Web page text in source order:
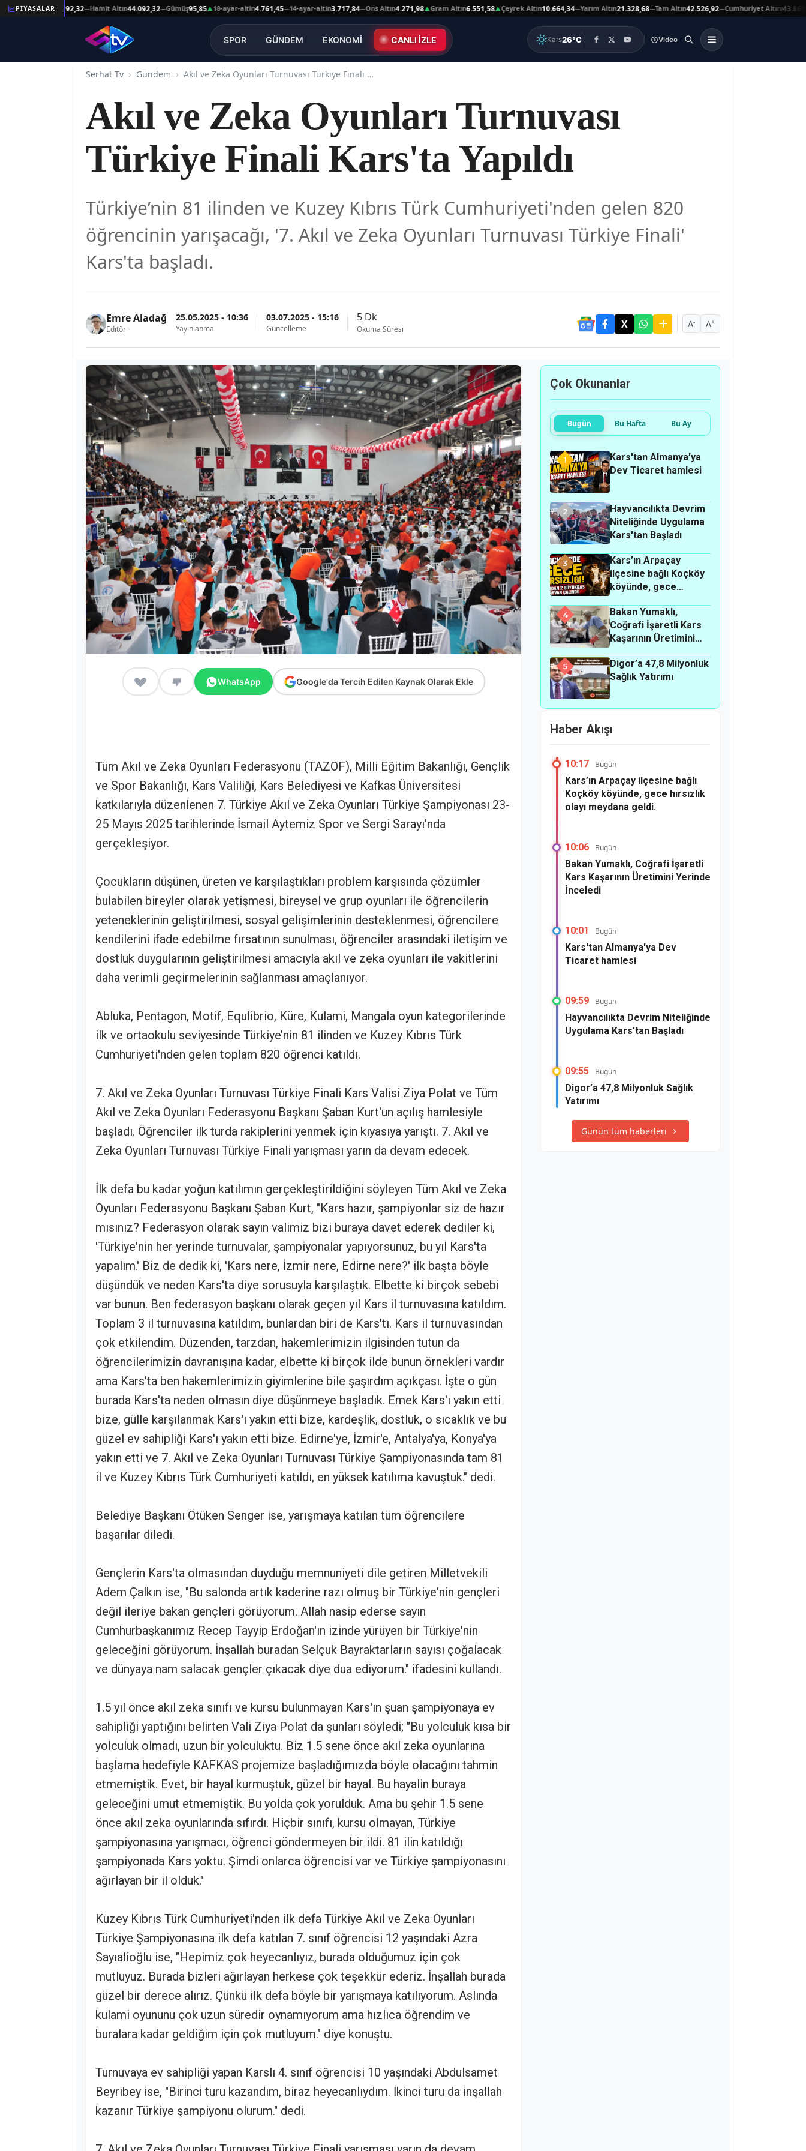
PİYASALAR
Altın44.092,32 —Hamit Altın44.092,32—Gümüş95,85▲18-ayar-altin4.761,45—14-ayar-altin3.717,84—Ons Altın4.271,98▲Gram Altın6.551,58▲Çeyrek Altın10.664,34—Yarım Altın21.328,68—Tam Altın42.526,92—Cumhuriyet Altını43.869,00▲
SPOR GÜNDEM EKONOMİ CANLI İZLE Kars26°C Video
Serhat Tv Gündem Akıl ve Zeka Oyunları Turnuvası Türkiye Finali Kars'ta Yapıldı
Akıl ve Zeka Oyunları Turnuvası
Türkiye Finali Kars'ta Yapıldı
Türkiye’nin 81 ilinden ve Kuzey Kıbrıs Türk Cumhuriyeti'nden gelen 820
öğrencinin yarışacağı, '7. Akıl ve Zeka Oyunları Turnuvası Türkiye Finali'
Kars'ta başladı.
Emre Aladağ
Editör
25.05.2025 - 10:36
Yayınlanma
03.07.2025 - 15:16
Güncelleme
5 Dk
Okuma Süresi A- A+
WhatsApp Google'da Tercih Edilen Kaynak Olarak Ekle
Tüm Akıl ve Zeka Oyunları Federasyonu (TAZOF), Milli Eğitim Bakanlığı, Gençlik
ve Spor Bakanlığı, Kars Valiliği, Kars Belediyesi ve Kafkas Üniversitesi
katkılarıyla düzenlenen 7. Türkiye Akıl ve Zeka Oyunları Türkiye Şampiyonası 23-
25 Mayıs 2025 tarihlerinde İsmail Aytemiz Spor ve Sergi Sarayı'nda
gerçekleşiyor.
Çocukların düşünen, üreten ve karşılaştıkları problem karşısında çözümler
bulabilen bireyler olarak yetişmesi, bireysel ve grup oyunları ile öğrencilerin
yeteneklerinin geliştirilmesi, sosyal gelişimlerinin desteklenmesi, öğrencilere
kendilerini ifade edebilme fırsatının sunulması, öğrenciler arasındaki iletişim ve
dostluk duygularının geliştirilmesi amacıyla akıl ve zeka oyunları ile vakitlerini
daha verimli geçirmelerinin sağlanması amaçlanıyor.
Abluka, Pentagon, Motif, Equlibrio, Küre, Kulami, Mangala oyun kategorilerinde
ilk ve ortaokulu seviyesinde Türkiye’nin 81 ilinden ve Kuzey Kıbrıs Türk
Cumhuriyeti'nden gelen toplam 820 öğrenci katıldı.
7. Akıl ve Zeka Oyunları Turnuvası Türkiye Finali Kars Valisi Ziya Polat ve Tüm
Akıl ve Zeka Oyunları Federasyonu Başkanı Şaban Kurt'un açılış hamlesiyle
başladı. Öğrenciler ilk turda rakiplerini yenmek için kıyasıya yarıştı. 7. Akıl ve
Zeka Oyunları Turnuvası Türkiye Finali yarışması yarın da devam edecek.
İlk defa bu kadar yoğun katılımın gerçekleştirildiğini söyleyen Tüm Akıl ve Zeka
Oyunları Federasyonu Başkanı Şaban Kurt, "Kars hazır, şampiyonlar siz de hazır
mısınız? Federasyon olarak sayın valimiz bizi buraya davet ederek dediler ki,
'Türkiye'nin her yerinde turnuvalar, şampiyonalar yapıyorsunuz, bu yıl Kars'ta
yapalım.' Biz de dedik ki, 'Kars nere, İzmir nere, Edirne nere?' ilk başta böyle
düşündük ve neden Kars'ta diye sorusuyla karşılaştık. Elbette ki birçok sebebi
var bunun. Ben federasyon başkanı olarak geçen yıl Kars il turnuvasına katıldım.
Toplam 3 il turnuvasına katıldım, bunlardan biri de Kars'tı. Kars il turnuvasından
çok etkilendim. Düzenden, tarzdan, hakemlerimizin ilgisinden tutun da
öğrencilerimizin davranışına kadar, elbette ki birçok ilde bunun örnekleri vardır
ama Kars'ta ben hakemlerimizin giyimlerine bile şaşırdım açıkçası. İşte o gün
burada Kars'ta neden olmasın diye düşünmeye başladık. Emek Kars'ı yakın etti
bize, gülle karşılanmak Kars'ı yakın etti bize, kardeşlik, dostluk, o sıcaklık ve bu
güzel ev sahipliği Kars'ı yakın etti bize. Edirne'ye, İzmir'e, Antalya'ya, Konya'ya
yakın etti ve 7. Akıl ve Zeka Oyunları Turnuvası Türkiye Şampiyonasında tam 81
il ve Kuzey Kıbrıs Türk Cumhuriyeti katıldı, en yüksek katılıma kavuştuk." dedi.
Belediye Başkanı Ötüken Senger ise, yarışmaya katılan tüm öğrencilere
başarılar diledi.
Gençlerin Kars'ta olmasından duyduğu memnuniyeti dile getiren Milletvekili
Adem Çalkın ise, "Bu salonda artık kaderine razı olmuş bir Türkiye'nin gençleri
değil ileriye bakan gençleri görüyorum. Allah nasip ederse sayın
Cumhurbaşkanımız Recep Tayyip Erdoğan'ın izinde yürüyen bir Türkiye'nin
geleceğini görüyorum. İnşallah buradan Selçuk Bayraktarların sayısı çoğalacak
ve dünyaya nam salacak gençler çıkacak diye dua ediyorum." ifadesini kullandı.
1.5 yıl önce akıl zeka sınıfı ve kursu bulunmayan Kars'ın şuan şampiyonaya ev
sahipliği yaptığını belirten Vali Ziya Polat da şunları söyledi; "Bu yolculuk kısa bir
yolculuk olmadı, uzun bir yolculuktu. Biz 1.5 sene önce akıl zeka oyunlarına
başlama hedefiyle KAFKAS projemize başladığımızda böyle olacağını tahmin
etmemiştik. Evet, bir hayal kurmuştuk, güzel bir hayal. Bu hayalin buraya
geleceğini umut etmemiştik. Bu yolda çok yorulduk. Ama bu şehir 1.5 sene
önce akıl zeka oyunlarında sıfırdı. Hiçbir sınıfı, kursu olmayan, Türkiye
şampiyonasına yarışmacı, öğrenci göndermeyen bir ildi. 81 ilin katıldığı
şampiyonada Kars yoktu. Şimdi onlarca öğrencisi var ve Türkiye şampiyonasını
ağırlayan bir il olduk."
Kuzey Kıbrıs Türk Cumhuriyeti'nden ilk defa Türkiye Akıl ve Zeka Oyunları
Türkiye Şampiyonasına ilk defa katılan 7. sınıf öğrencisi 12 yaşındaki Azra
Sayıalioğlu ise, "Hepimiz çok heyecanlıyız, burada olduğumuz için çok
mutluyuz. Burada bizleri ağırlayan herkese çok teşekkür ederiz. İnşallah burada
güzel bir derece alırız. Çünkü ilk defa böyle bir yarışmaya katılıyorum. Aslında
kulami oyununu çok uzun süredir oynamıyorum ama hızlıca öğrendim ve
buralara kadar geldiğim için çok mutluyum." diye konuştu.
Turnuvaya ev sahipliği yapan Karslı 4. sınıf öğrencisi 10 yaşındaki Abdulsamet
Beyribey ise, "Birinci turu kazandım, biraz heyecanlıydım. İkinci turu da inşallah
kazanır Türkiye şampiyonu olurum." dedi.
Çok Okunanlar
Bugün Bu Hafta Bu Ay
1
Kars'tan Almanya'ya
Dev Ticaret hamlesi
2
Hayvancılıkta Devrim
Niteliğinde Uygulama
Kars'tan Başladı
3
Kars’ın Arpaçay
ilçesine bağlı Koçköy
köyünde, gece
meydana geldi.
4
Bakan Yumaklı,
Coğrafi İşaretli Kars
Kaşarının Üretimini
5
Digor’a 47,8 Milyonluk
Sağlık Yatırımı
Haber Akışı
10:17 Bugün
Kars’ın Arpaçay ilçesine bağlı
Koçköy köyünde, gece hırsızlık
olayı meydana geldi.
10:06 Bugün
Bakan Yumaklı, Coğrafi İşaretli
Kars Kaşarının Üretimini Yerinde
İnceledi
10:01 Bugün
Kars'tan Almanya'ya Dev
Ticaret hamlesi
09:59 Bugün
Hayvancılıkta Devrim Niteliğinde
Uygulama Kars'tan Başladı
09:55 Bugün
Digor’a 47,8 Milyonluk Sağlık
Yatırımı
Günün tüm haberleri